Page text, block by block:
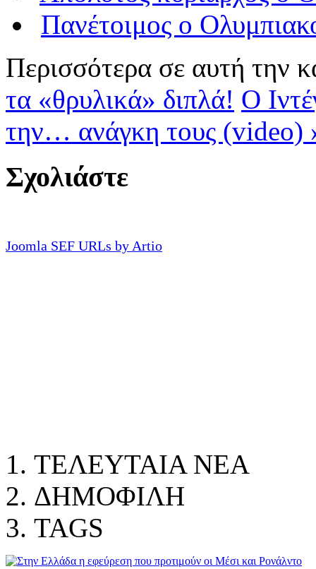
Πανέτοιμος ο
Περισσότερα σε αυτή την
τα «θρυλικά» διπλά! Ο
την… ανάγκη τους (video)
Σχολιάστε
Joomla SEF URLs by Artio
ΤΕΛΕΥΤΑΙΑ ΝΕΑ
ΔΗΜΟΦΙΛΗ
TAGS